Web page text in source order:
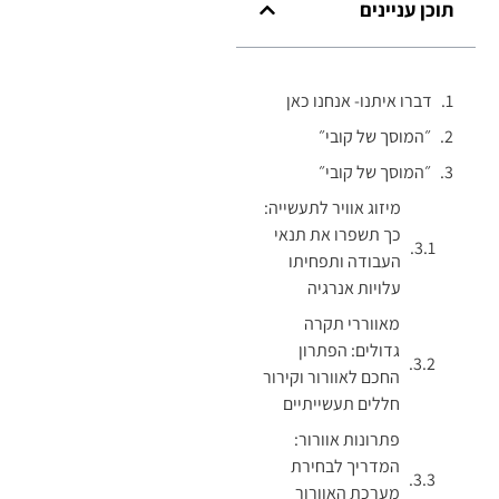
תוכן עניינים
דברו איתנו- אנחנו כאן
״המוסך של קובי״
״המוסך של קובי״
מיזוג אוויר לתעשייה:
כך תשפרו את תנאי
העבודה ותפחיתו
עלויות אנרגיה
מאווררי תקרה
גדולים: הפתרון
החכם לאוורור וקירור
חללים תעשייתיים
פתרונות אוורור:
המדריך לבחירת
מערכת האוורור